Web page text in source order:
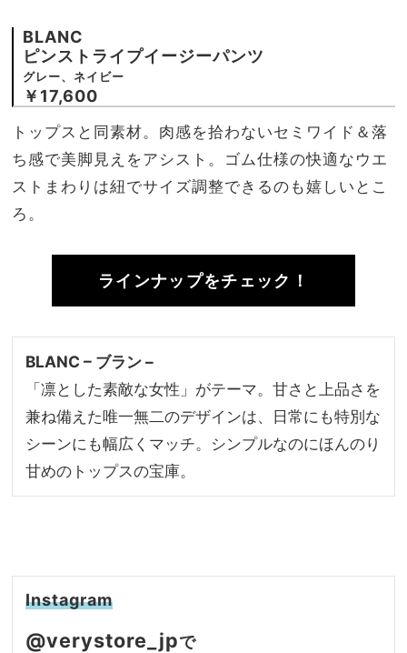
BLANC
ピンストライプイージーパンツ
グレー、ネイビー
￥17,600
トップスと同素材。肉感を拾わないセミワイド＆落
ち感で美脚見えをアシスト。ゴム仕様の快適なウエ
ストまわりは紐でサイズ調整できるのも嬉しいとこ
ろ。
ラインナップをチェック！
BLANC – ブラン –
「凛とした素敵な女性」がテーマ。甘さと上品さを
兼ね備えた唯一無二のデザインは、日常にも特別な
シーンにも幅広くマッチ。シンプルなのにほんのり
甘めのトップスの宝庫。
Instagram
@verystore_jpで